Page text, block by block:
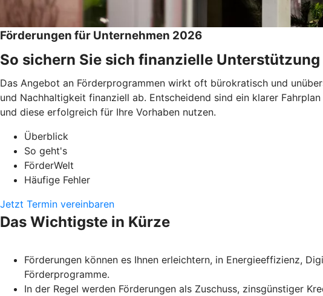
Förderungen für Unternehmen 2026
So sichern Sie sich finanzielle Unterstützung
Das Angebot an Förderprogrammen wirkt oft bürokratisch und
und Nachhaltigkeit finanziell ab. Entscheidend sind ein klarer
und diese erfolgreich für Ihre Vorhaben nutzen.
Überblick
So geht's
FörderWelt
Häufige Fehler
Jetzt Termin vereinbaren
Das Wichtigste in Kürze
Förderungen können es Ihnen erleichtern, in Energieeffizienz,
Förderprogramme.
In der Regel werden Förderungen als Zuschuss, zinsgünstiger